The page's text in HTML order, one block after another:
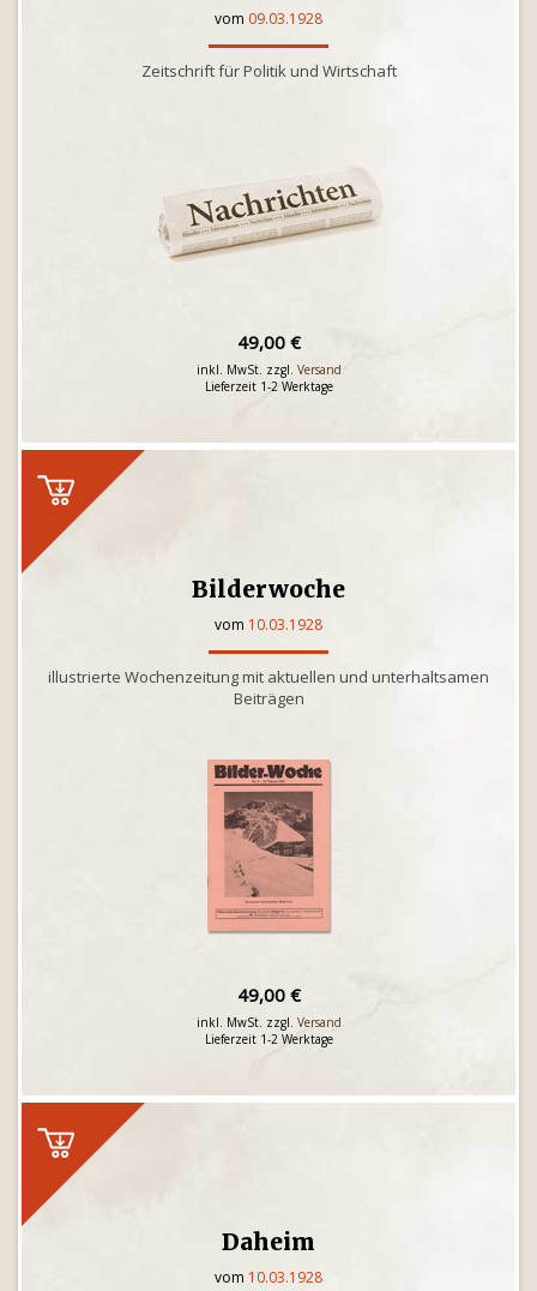
vom 09.03.1928
Zeitschrift für Politik und Wirtschaft
49,00 €
inkl. MwSt. zzgl. Versand
Lieferzeit 1-2 Werktage
Bilderwoche
vom 10.03.1928
illustrierte Wochenzeitung mit aktuellen und unterhaltsamen
Beiträgen
49,00 €
inkl. MwSt. zzgl. Versand
Lieferzeit 1-2 Werktage
Daheim
vom 10.03.1928